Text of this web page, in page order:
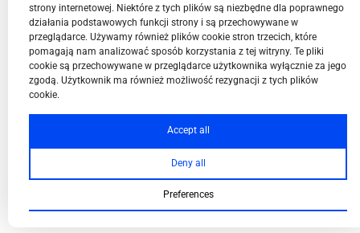
BPN-T Area
BPN-T Offer
strony internetowej. Niektóre z tych plików są niezbędne dla poprawnego
działania podstawowych funkcji strony i są przechowywane w
przeglądarce. Używamy również plików cookie stron trzecich, które
pomagają nam analizować sposób korzystania z tej witryny. Te pliki
cookie są przechowywane w przeglądarce użytkownika wyłącznie za jego
zgodą. Użytkownik ma również możliwość rezygnacji z tych plików
cookie.
Accept all
Deny all
Preferences